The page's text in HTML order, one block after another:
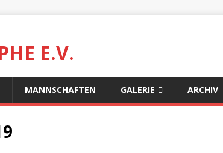
E.V.
MANNSCHAFTEN GALERIE ARCHIV